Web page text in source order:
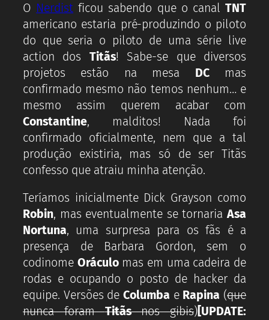
O Nerdist ficou sabendo que o canalTNT
americano estaria pré-produzindo o piloto
do que seria o piloto de uma série live
action dos Titãs! Sabe-se que diversos
projetos estão na mesa DCmas
confirmado mesmo não temos nenhum… e
mesmo assim querem acabar com
Constantine, malditos! Nada foi
confirmado oficialmente, nem que a tal
produção existiria, mas só de ser Titãs
confesso que atraiu minha atenção.
Teríamos inicialmente Dick Grayson como
Robin, mas eventualmente se tornariaAsa
Nortuna, uma surpresa para os fãs é a
presença de Barbara Gordon, sem o
codinome Oráculomas em uma cadeira de
rodas e ocupando o posto de hacker da
equipe. Versões de Columba e Rapina (que
nunca foramTitãsnos gibis)[UPDATE: